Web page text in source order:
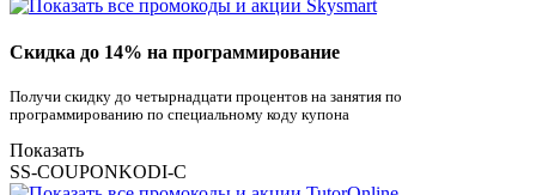
Скидка до 14% на программирование
Получи скидку до четырнадцати процентов на занятия по
программированию по специальному коду купона
Показать
SS-COUPONKODI-C